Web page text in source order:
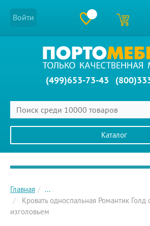
Войти
(499)653-73-43
Каталог
Главное меню сайта
Главная
...
Кровать односпальная Романтик Голд
изголовьем